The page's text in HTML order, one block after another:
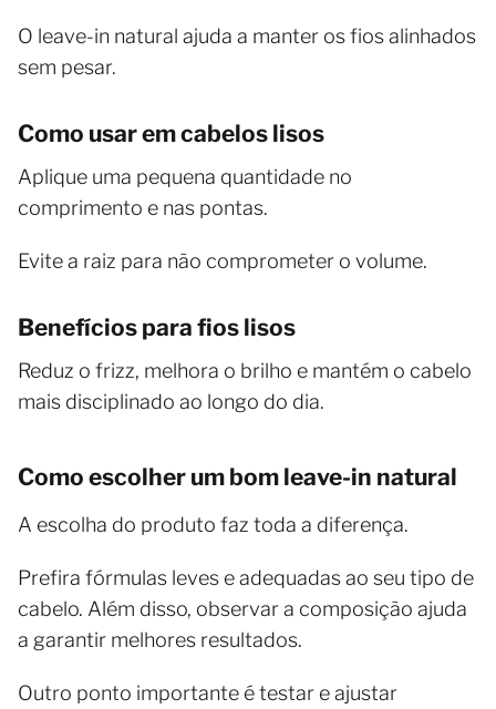
O leave-in natural ajuda a manter os fios alinhados
sem pesar.
Como usar em cabelos lisos
Aplique uma pequena quantidade no
comprimento e nas pontas.
Evite a raiz para não comprometer o volume.
Benefícios para fios lisos
Reduz o frizz, melhora o brilho e mantém o cabelo
mais disciplinado ao longo do dia.
Como escolher um bom leave-in natural
A escolha do produto faz toda a diferença.
Prefira fórmulas leves e adequadas ao seu tipo de
cabelo. Além disso, observar a composição ajuda
a garantir melhores resultados.
Outro ponto importante é testar e ajustar